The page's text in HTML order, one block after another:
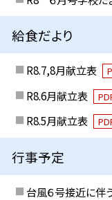
給食だより
R8.7,8月献立表
R8.6月献立表
R8.5月献立表
行事予定
台風６号接近に伴